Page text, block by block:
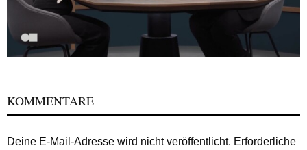
KOMMENTARE
Deine E-Mail-Adresse wird nicht veröffentlicht. Erforderliche